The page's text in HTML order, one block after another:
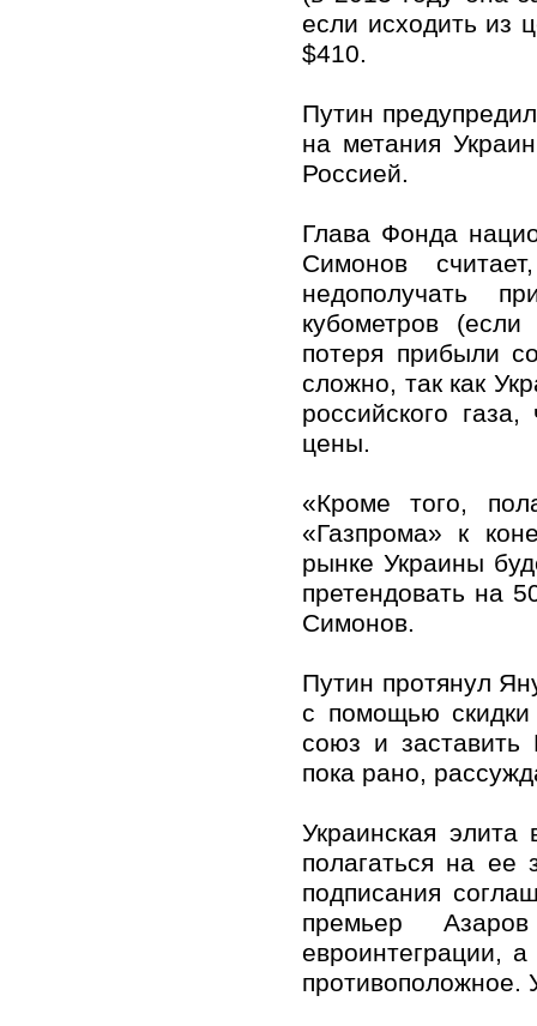
если исходить из
$410.
Путин
на метания
Россией.
Глава Фонда
Симонов
недополучать
кубометров
потеря прибыли
сложно, так как
российского
цены.
«Кроме того,
«Газпрома» к
рынке Украины
претендовать на
Симонов.
Путин протянул
с помощью скидки
союз и заставить
пока рано,
Украинская
полагаться на ее
подписания
премьер
евроинтеграции,
противоположное.